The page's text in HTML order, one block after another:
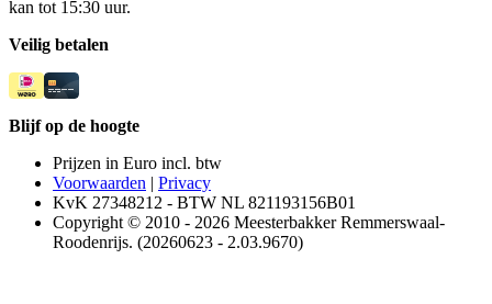
kan tot 15:30 uur.
Veilig betalen
Blijf op de hoogte
Prijzen in Euro incl. btw
Voorwaarden | Privacy
KvK 27348212 - BTW NL 821193156B01
Copyright © 2010 - 2026 Meesterbakker Remmerswaal-
Roodenrijs. (20260623 - 2.03.9670)